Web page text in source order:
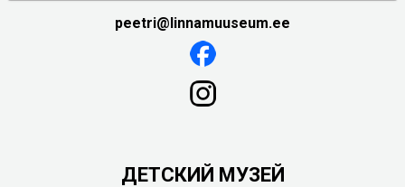
peetri@linnamuuseum.ee
ДЕТСКИЙ МУЗЕЙ